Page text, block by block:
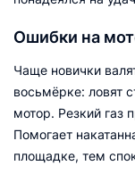
Ошибки на
Чаще новички
восьмёрке: ловят
мотор. Резкий газ
Помогает
площадке, тем